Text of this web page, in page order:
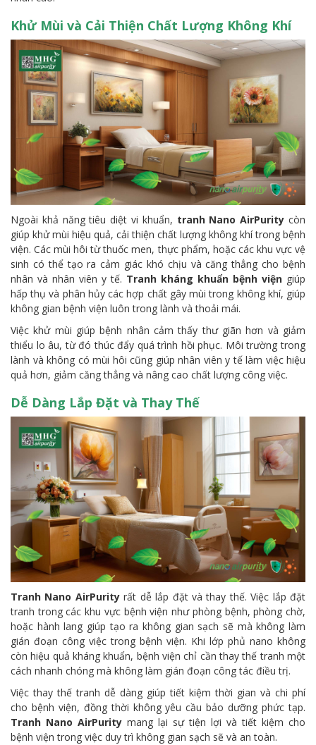
Khử Mùi và Cải Thiện Chất Lượng Không Khí
Ngoài khả năng tiêu diệt vi khuẩn, tranh Nano AirPurity còn
giúp khử mùi hiệu quả, cải thiện chất lượng không khí trong bệnh
viện. Các mùi hôi từ thuốc men, thực phẩm, hoặc các khu vực vệ
sinh có thể tạo ra cảm giác khó chịu và căng thẳng cho bệnh
nhân và nhân viên y tế. Tranh kháng khuẩn bệnh viện giúp
hấp thụ và phân hủy các hợp chất gây mùi trong không khí, giúp
không gian bệnh viện luôn trong lành và thoải mái.
Việc khử mùi giúp bệnh nhân cảm thấy thư giãn hơn và giảm
thiểu lo âu, từ đó thúc đẩy quá trình hồi phục. Môi trường trong
lành và không có mùi hôi cũng giúp nhân viên y tế làm việc hiệu
quả hơn, giảm căng thẳng và nâng cao chất lượng công việc.
Dễ Dàng Lắp Đặt và Thay Thế
Tranh Nano AirPurityrất dễ lắp đặt và thay thế. Việc lắp đặt
tranh trong các khu vực bệnh viện như phòng bệnh, phòng chờ,
hoặc hành lang giúp tạo ra không gian sạch sẽ mà không làm
gián đoạn công việc trong bệnh viện. Khi lớp phủ nano không
còn hiệu quả kháng khuẩn, bệnh viện chỉ cần thay thế tranh một
cách nhanh chóng mà không làm gián đoạn công tác điều trị.
Việc thay thế tranh dễ dàng giúp tiết kiệm thời gian và chi phí
cho bệnh viện, đồng thời không yêu cầu bảo dưỡng phức tạp.
Tranh Nano AirPurity mang lại sự tiện lợi và tiết kiệm cho
bệnh viện trong việc duy trì không gian sạch sẽ và an toàn.